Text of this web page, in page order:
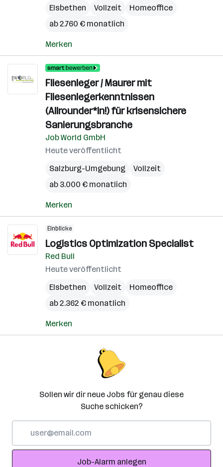
Elsbethen
Vollzeit
Homeoffice
ab 2.760 € monatlich
Merken
Fliesenleger / Maurer mit
Fliesenlegerkenntnissen
(Allrounder*in!) für krisensichere
Sanierungsbranche
Job World GmbH
Heute veröffentlicht
Salzburg-Umgebung
Vollzeit
ab 3.000 € monatlich
Merken
Einblicke
Logistics Optimization Specialist
Red Bull
Heute veröffentlicht
Elsbethen
Vollzeit
Homeoffice
ab 2.362 € monatlich
Merken
Sollen wir dir neue Jobs für genau diese
Suche schicken?
Adresse
Job-Alarm anlegen